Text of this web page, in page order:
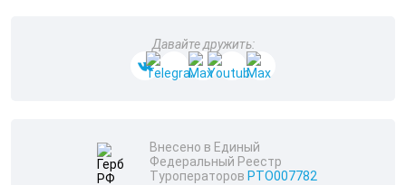
Давайте дружить:
Внесено в Единый
Федеральный Реестр
Туроператоров РТО007782